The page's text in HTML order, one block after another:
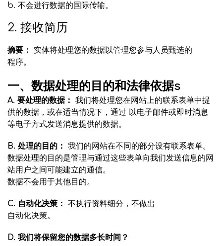
b. 不会进行数据的国际传输。
2. 接收简历
摘要：
实体将处理您的数据以管理您参与人员甄选的
程序。
一、数据处理的目的和法律依据s
A. 要处理的数据： 我们将处理您在网站上的联系表单中提
供的数据，或在适当情况下，通过 以电子邮件或即时消息
等电子方式发送消息提供的数据。
B. 处理的目的：
我们的网站在不同的部分设有联系表单。
数据处理的目的是管理与通过这些表单向我们发送信息的网
站用户之间可能建立的通信。
数据不会用于其他目的。
C. 自动化决策：
不执行资料细分，不做出
自动化决策。
D. 我们将保留您的数据多长时间？